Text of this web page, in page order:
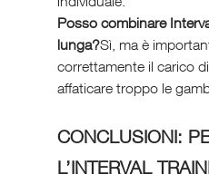
Posso combinare
lunga?Sì, ma è
correttamente il carico
affaticare troppo le
CONCLUSIONI:
L’INTERVAL